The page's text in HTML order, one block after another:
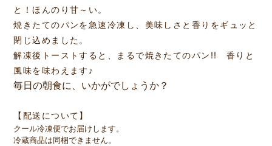
と！ほんのり甘～い。
焼きたてのパンを急速冷凍し、美味しさと香りをギュッと
閉じ込めました。
解凍後トーストすると、まるで焼きたてのパン!! 香りと
風味を味わえます♪
毎日の朝食に、いかがでしょうか？
【配送について】
クール冷凍便でお届けします。
冷蔵商品は同梱できません。